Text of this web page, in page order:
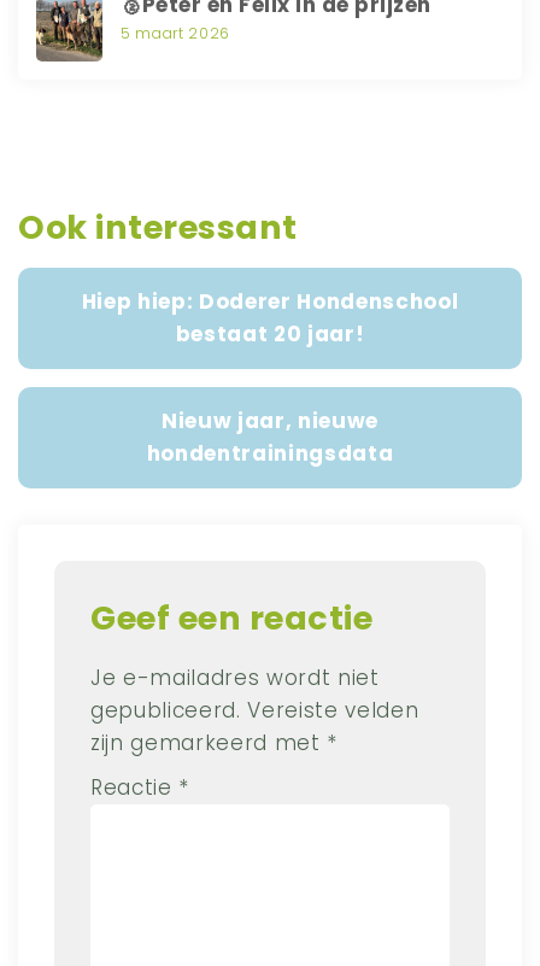
5 maart 2026
Ook interessant
Hiep hiep: Doderer Hondenschool
bestaat 20 jaar!
Nieuw jaar, nieuwe
hondentrainingsdata
Geef een reactie
Je e-mailadres wordt niet
gepubliceerd. Vereiste velden
zijn gemarkeerd met *
Reactie *